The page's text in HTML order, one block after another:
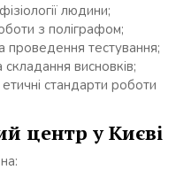
людини;
з поліграфом;
проведення тестування;
складання висновків;
стандарти роботи
центр у Києві